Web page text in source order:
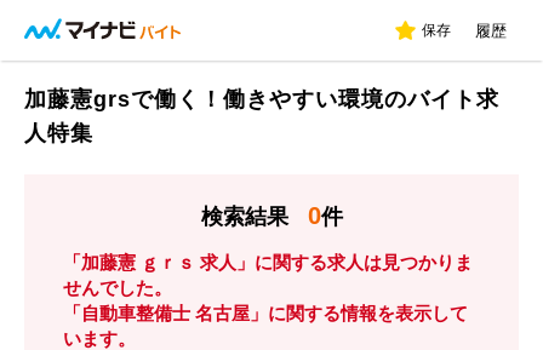
保存 履歴
加藤憲grsで働く！働きやすい環境のバイト求
人特集
検索結果 0件
「加藤憲 ｇｒｓ 求人」に関する求人は見つかりま
せんでした。
「自動車整備士 名古屋」に関する情報を表示して
います。